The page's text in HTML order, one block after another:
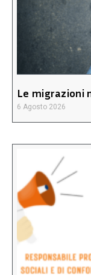
Le migrazioni
6 Agosto 2026